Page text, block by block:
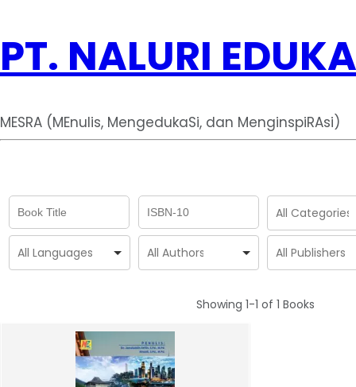
PT. NALURI
MESRA (MEnulis, MengedukaSi, dan MenginspiRAsi)
Showing 1-1 of 1 Books